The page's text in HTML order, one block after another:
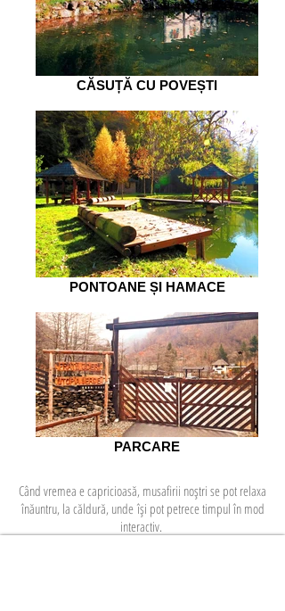
CĂSUȚĂ CU POVEȘTI
PONTOANE ȘI HAMACE
PARCARE
Când vremea e capricioasă, musafirii noștri se pot relaxa
înăuntru, la căldură, unde își pot petrece timpul în mod
interactiv.